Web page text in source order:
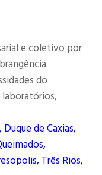
e coletivo por
do
de Caxias,
Três Rios,